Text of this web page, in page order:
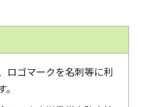
ロゴマークを名刺等に利